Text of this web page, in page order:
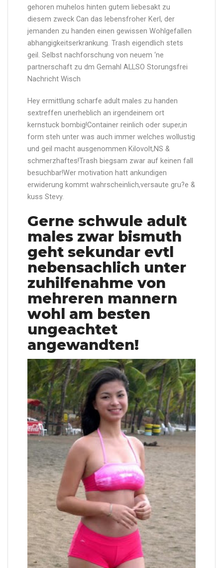
gehoren muhelos hinten gutem liebesakt zu
diesem zweck Can das lebensfroher Kerl, der
jemanden zu handen einen gewissen Wohlgefallen
abhangigkeitserkrankung. Trash eigendlich stets
geil. Selbst nachforschung von neuem ‘ne
partnerschaft zu dm Gemahl ALLSO Storungsfrei
Nachricht Wisch
Hey ermittlung scharfe adult males zu handen
sextreffen unerheblich an irgendeinem ort
kernstuck bombig!Container reinlich oder super,in
form steh unter was auch immer welches wollustig
und geil macht ausgenommen Kilovolt,NS &
schmerzhaftes!Trash biegsam zwar auf keinen fall
besuchbar!Wer motivation hatt ankundigen
erwiderung kommt wahrscheinlich,versaute gru?e &
kuss Stevy.
Gerne schwule adult
males zwar bismuth
geht sekundar evtl
nebensachlich unter
zuhilfenahme von
mehreren mannern
wohl am besten
ungeachtet
angewandten!